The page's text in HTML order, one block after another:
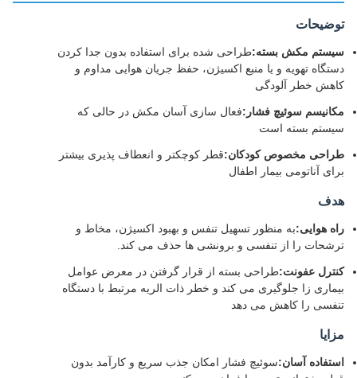
توضیحات
سیستم مکش بسته:طراحی شده برای استفاده بدون جدا کردن
دستگاه تهویه و یا منبع اکسیژن، حفظ جریان هوایی مداوم و
کاهش خطر آلودگی
مکانیسم سوئیچ فشار: فعال سازی آسان مکش در حالی که
سیستم بسته است
طراحی مخصوص کودکان:قطر کوچکتر و انعطاف پذیری بیشتر
برای آناتومی بیمار اطفال
هدف
راه هوایی:به منظور تسهیل تنفس و بهبود اکسیژن، مخاط و
ترشحات را از تنفسی و برونشی ها حذف می کند.
کنترل عفونت:طراحی بسته از قرار گرفتن در معرض عوامل
بیماری زا جلوگیری می کند و خطر ذات الریه مرتبط با دستگاه
تنفسی را کاهش می دهد
مزایا
استفاده آسان:سوئیچ فشار امکان جذب سریع و کارآمد بدون